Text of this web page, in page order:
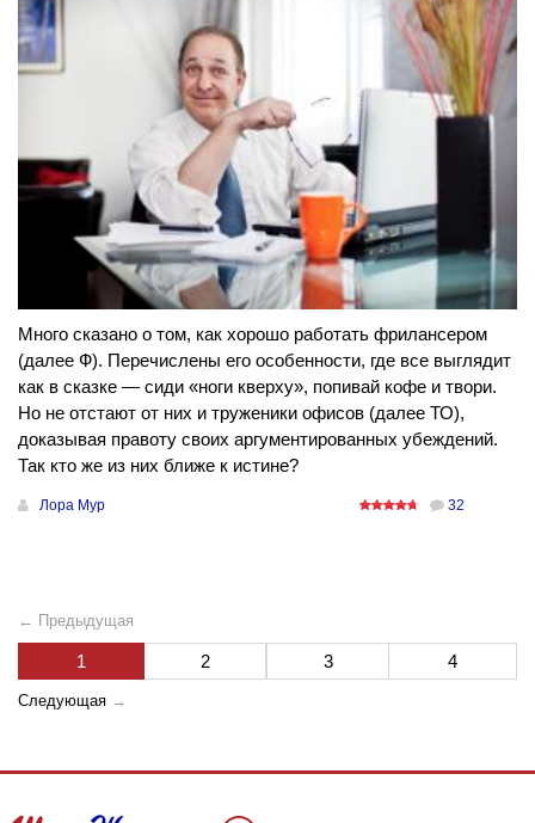
Много сказано о том, как хорошо работать фрилансером
(далее Ф). Перечислены его особенности, где все выглядит
как в сказке — сиди «ноги кверху», попивай кофе и твори.
Но не отстают от них и труженики офисов (далее ТО),
доказывая правоту своих аргументированных убеждений.
Так кто же из них ближе к истине?
Лора Мур 32
← Предыдущая
1 2 3 4
Следующая →